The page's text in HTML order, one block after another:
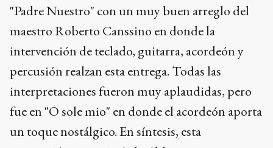
"Padre Nuestro" con un muy buen arreglo del
maestro Roberto Canssino en donde la
intervención de teclado, guitarra, acordeón y
percusión realzan esta entrega. Todas las
interpretaciones fueron muy aplaudidas, pero
fue en "O sole mio" en donde el acordeón aporta
un toque nostálgico. En síntesis, esta